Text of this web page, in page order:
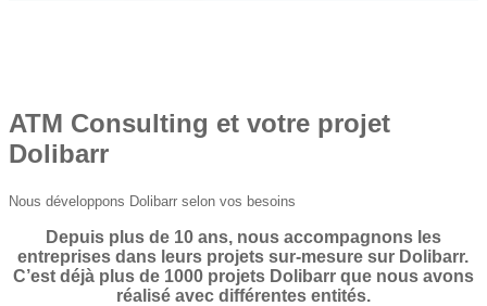
ATM Consulting et votre projet
Dolibarr
Nous développons Dolibarr selon vos besoins
Depuis plus de 10 ans, nous accompagnons les
entreprises dans leurs projets sur-mesure sur Dolibarr.
C’est déjà plus de 1000 projets Dolibarr que nous avons
réalisé avec différentes entités.